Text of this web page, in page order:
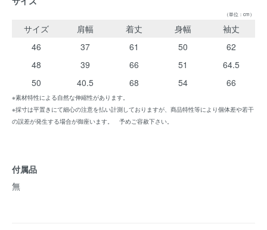
（単位：cm）
サイズ 肩幅 着丈 身幅
袖丈
46
37 61 50
62
48
39 66 51
64.5
50
40.5 68 54 66
※素材特性による自然な伸縮性があります。
※採寸は平置きにて細心の注意を払い計測しておりますが、商品特性等により個体差や若干
の誤差が発生する場合が御座います。 予めご容赦下さい。
付属品
無